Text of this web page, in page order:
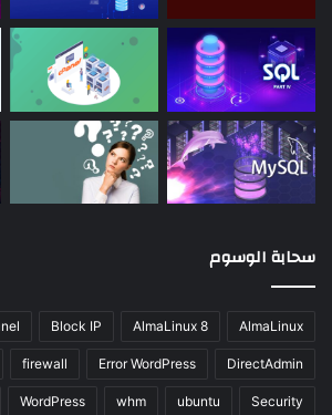
سحابة الوسوم
AlmaLinux
AlmaLinux 8
Block IP
DirectAdmin
Error WordPress
firewall
Security
ubuntu
whm
WordPress